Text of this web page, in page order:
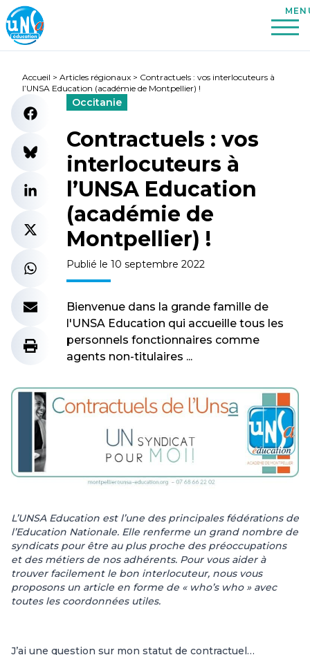
Accueil > Articles régionaux > Contractuels : vos interlocuteurs à
l’UNSA Education (académie de Montpellier) !
Occitanie
Contractuels : vos
interlocuteurs à
l’UNSA Education
(académie de
Montpellier) !
Publié le 10 septembre 2022
Bienvenue dans la grande famille de
l'UNSA Education qui accueille tous les
personnels fonctionnaires comme
agents non-titulaires ...
L’UNSA Education est l’une des principales fédérations de
l’Education Nationale. Elle renferme un grand nombre de
syndicats pour être au plus proche des préoccupations
et des métiers de nos adhérents. Pour vous aider à
trouver facilement le bon interlocuteur, nous vous
proposons un article en forme de « who’s who » avec
toutes les coordonnées utiles.
J’ai une question sur mon statut de contractuel…